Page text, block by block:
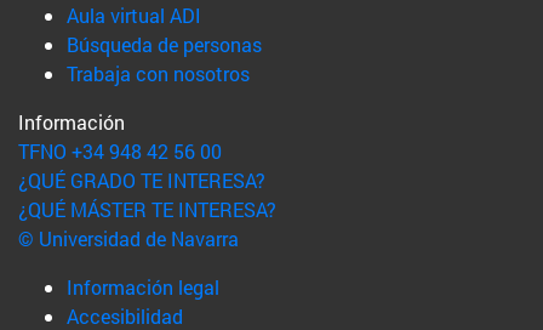
Aula virtual ADI
Búsqueda de personas(abre en nueva ventana)
Trabaja con nosotros(abre en nueva ventana)
Información
TFNO +34 948 42 56 00
¿QUÉ GRADO TE INTERESA?
¿QUÉ MÁSTER TE INTERESA?
© Universidad de Navarra
Información legal
Accesibilidad